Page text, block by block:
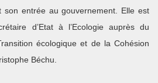
son entrée au gouvernement. Elle est
d’Etat à l’Ecologie auprès du
écologique et de la Cohésion
Béchu.